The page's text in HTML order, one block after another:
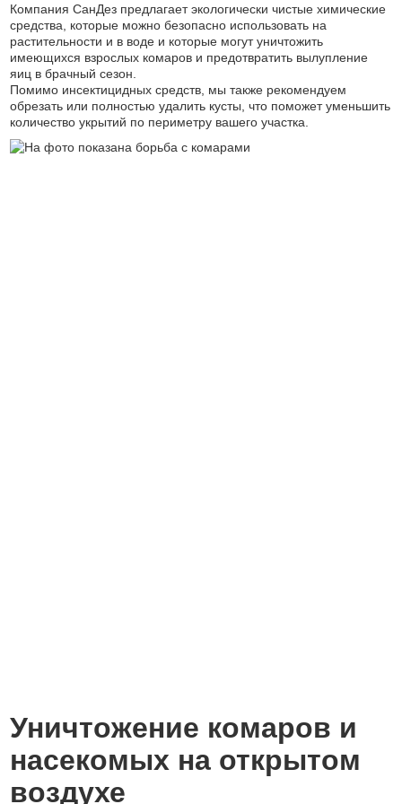
Компания СанДез предлагает экологически чистые химические
средства, которые можно безопасно использовать на
растительности и в воде и которые могут уничтожить
имеющихся взрослых комаров и предотвратить вылупление
яиц в брачный сезон.
Помимо инсектицидных средств, мы также рекомендуем
обрезать или полностью удалить кусты, что поможет уменьшить
количество укрытий по периметру вашего участка.
Уничтожение комаров и
насекомых на открытом
воздухе